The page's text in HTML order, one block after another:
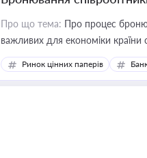
Про що тема: Про процес
важливих для економіки країни
Ринок цінних паперів